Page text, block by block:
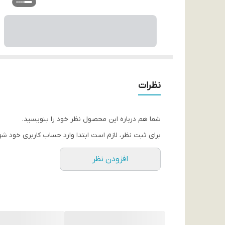
نظرات
شما هم درباره این محصول نظر خود را بنویسید.
برای ثبت نظر، لازم است ابتدا وارد حساب کاربری خود
افزودن نظر